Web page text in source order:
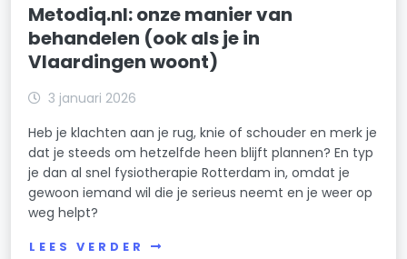
Metodiq.nl: onze manier van
behandelen (ook als je in
Vlaardingen woont)
3 januari 2026
Heb je klachten aan je rug, knie of schouder en merk je
dat je steeds om hetzelfde heen blijft plannen? En typ
je dan al snel fysiotherapie Rotterdam in, omdat je
gewoon iemand wil die je serieus neemt en je weer op
weg helpt?
LEES VERDER